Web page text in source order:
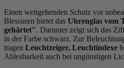
Einen weitgehenden Schutz vor
Blessuren bietet das Uhrenglas vom
gehärtet". Darunter zeigt sich das
in der Farbe schwarz. Zur
tragen Leuchtzeiger, Leuchtindexe
Ablesbarkeit auch bei ungünstigen